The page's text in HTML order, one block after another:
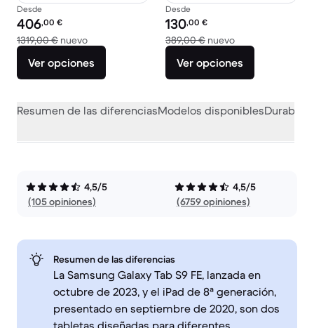
Desde
Precio reacondicionado:
406,00 €
1319,00 € nuevoEl dispositivo nuevo vale 1319,00 €
Ver opciones
Desde
Precio reacondicionado:
130,00 €
389,00 € nuevoEl dispositivo
Ver opciones
Resumen de las diferenciasModelos disponibles
4,5/5
(105 opiniones)
4,5/5
(6759 opiniones)
Resumen de las diferencias
La Samsung Galaxy Tab S9 FE, lanzada en
octubre de 2023, y el iPad de 8ª generación,
presentado en septiembre de 2020, son dos
tabletas diseñadas para diferentes